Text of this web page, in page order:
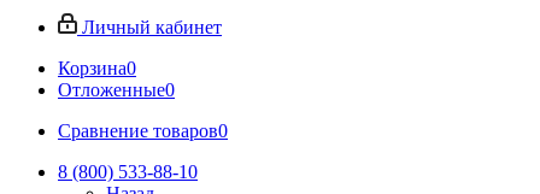
Личный кабинет
Корзина0
Отложенные0
Сравнение товаров0
8 (800) 533-88-10